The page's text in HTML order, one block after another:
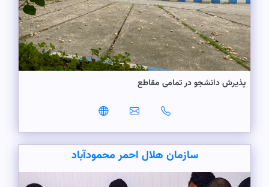
پذیرش دانشجو در تمامی مقاطع
سازمان هلال احمر محمودآباد